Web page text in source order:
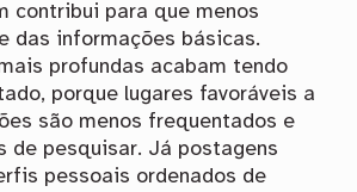
contribui para que menos
das informações básicas.
profundas acabam tendo
porque lugares favoráveis a
são menos frequentados e
de pesquisar. Já postagens
pessoais ordenados de